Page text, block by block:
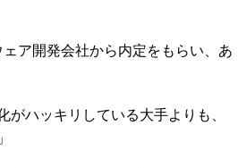
ア開発会社から内定をもらい、あ
ハッキリしている大手よりも、